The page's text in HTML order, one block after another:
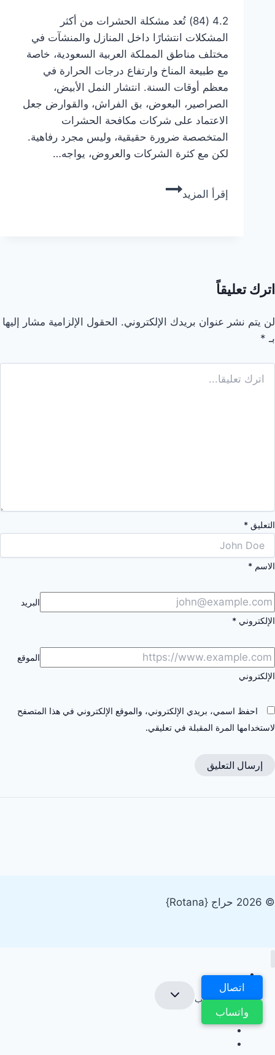
4.2 (84) تُعد مشكلة الحشرات من أكثر
المشكلات انتشارًا داخل المنازل والمنشآت في
مختلف مناطق المملكة العربية السعودية، خاصة
مع طبيعة المناخ وارتفاع درجات الحرارة في
معظم أوقات السنة. انتشار النمل الأبيض،
الصراصير، البعوض، بق الفراش، والقوارض جعل
الاعتماد على شركات مكافحة الحشرات
المتخصصة ضرورة حقيقية، وليس مجرد رفاهية.
لكن مع كثرة الشركات والعروض، يواجه…
إقرأ المزيدافضل
للاختيار
اترك تعليقاً
لن يتم نشر عنوان بريدك الإلكتروني. الحقول الإلزامية مشار إليها
بـ *
التعليق *
الاسم *
البريد
الإلكتروني *
الموقع
الإلكتروني
احفظ اسمي، بريدي الإلكتروني، والموقع الإلكتروني في هذا المتصفح
لاستخدامها المرة المقبلة في تعليقي.
© 2026 حراج {Rotana}
اتصال
واتساب
الرئيسية
شراء سكراب
تبديل
القائمة
شراء سكراب الدمام
شراء سكراب بالقطيف